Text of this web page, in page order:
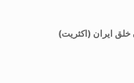
خلق ایران (اکثریت)